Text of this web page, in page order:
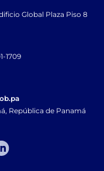
Global Plaza Piso 8
1709
República de Panamá​